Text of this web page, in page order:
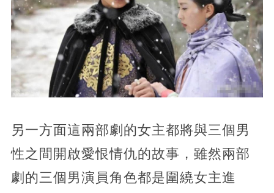
另一方面這兩部劇的女主都將與三個男
性之間開啟愛恨情仇的故事，雖然兩部
劇的三個男演員角色都是圍繞女主進